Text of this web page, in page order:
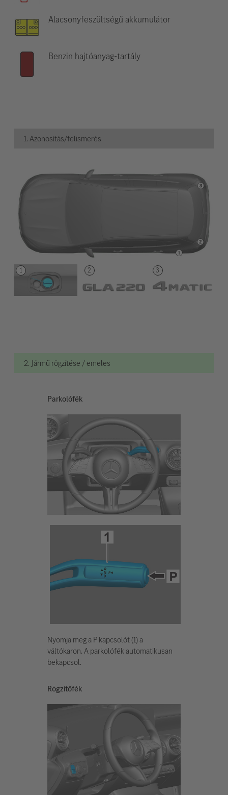
Alacsonyfeszültségű akkumulátor
Benzin hajtóanyag-tartály
1. Azonosítás/felismerés
2. Jármű rögzítése / emeles
Parkolófék
Nyomja meg a P kapcsolót (1) a
váltókaron. A parkolófék automatikusan
bekapcsol.
Rögzítőfék